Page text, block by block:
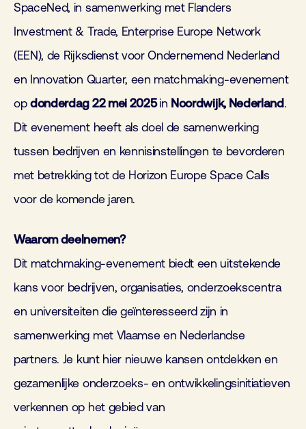
SpaceNed, in samenwerking met Flanders
Investment & Trade, Enterprise Europe Network
(EEN), de Rijksdienst voor Ondernemend Nederland
en Innovation Quarter, een matchmaking-evenement
opdonderdag 22 mei 2025in Noordwijk, Nederland .
Dit evenement heeft als doel de samenwerking
tussen bedrijven en kennisinstellingen te bevorderen
met betrekking tot de Horizon Europe Space Calls
voor de komende jaren.
Waarom deelnemen?
Dit matchmaking-evenement biedt een uitstekende
kans voor bedrijven, organisaties, onderzoekscentra
en universiteiten die geïnteresseerd zijn in
samenwerking met Vlaamse en Nederlandse
partners. Je kunt hier nieuwe kansen ontdekken en
gezamenlijke onderzoeks- en ontwikkelingsinitiatieven
verkennen op het gebied van